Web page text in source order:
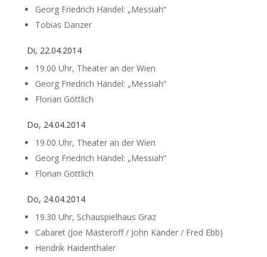
Georg Friedrich Händel: „Messiah“
Tobias Danzer
Di, 22.04.2014
19.00 Uhr, Theater an der Wien
Georg Friedrich Händel: „Messiah“
Florian Göttlich
Do, 24.04.2014
19.00 Uhr, Theater an der Wien
Georg Friedrich Händel: „Messiah“
Florian Göttlich
Do, 24.04.2014
19.30 Uhr, Schauspielhaus Graz
Cabaret (Joe Masteroff / John Kander / Fred Ebb)
Hendrik Haidenthaler